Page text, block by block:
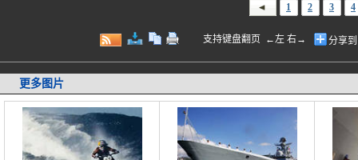
1 2 3 4
支持键盘翻页 ←左 右→ 分享
更多图片